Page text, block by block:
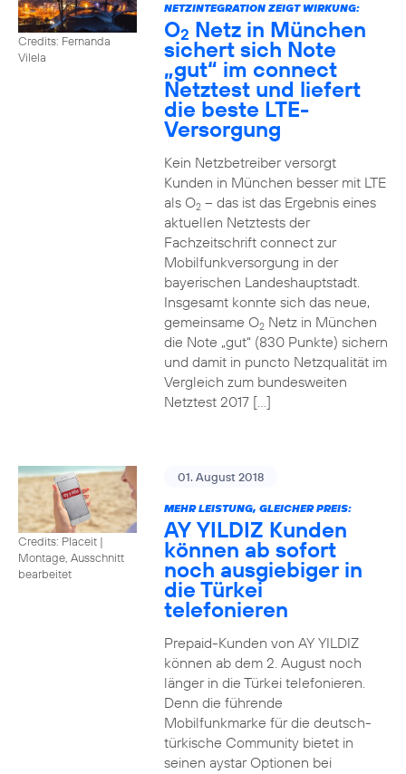
Credits: Fernanda
Vilela
NETZINTEGRATION ZEIGT WIRKUNG:
O2 Netz in München
sichert sich Note
„gut“ im connect
Netztest und liefert
die beste LTE-
Versorgung
Kein Netzbetreiber versorgt
Kunden in München besser mit LTE
als O2– das ist das Ergebnis eines
aktuellen Netztests der
Fachzeitschrift connect zur
Mobilfunkversorgung in der
bayerischen Landeshauptstadt.
Insgesamt konnte sich das neue,
gemeinsame O2Netz in München
die Note „gut“ (830 Punkte) sichern
und damit in puncto Netzqualität im
Vergleich zum bundesweiten
Netztest 2017 […]
Credits: Placeit |
Montage, Ausschnitt
bearbeitet
01. August 2018
MEHR LEISTUNG, GLEICHER PREIS:
AY YILDIZ Kunden
können ab sofort
noch ausgiebiger in
die Türkei
telefonieren
Prepaid-Kunden von AY YILDIZ
können ab dem 2. August noch
länger in die Türkei telefonieren.
Denn die führende
Mobilfunkmarke für die deutsch-
türkische Community bietet in
seinen aystar Optionen bei